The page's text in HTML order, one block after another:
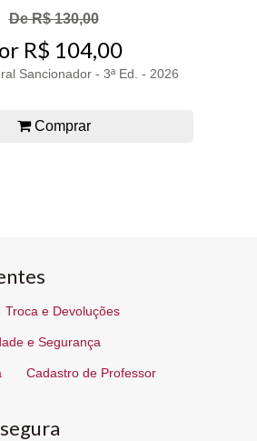
De R$ 130,00
R$ 104,00
Sancionador - 3ª Ed. - 2026
Comprar
Troca e Devoluções
e Segurança
Cadastro de Professor